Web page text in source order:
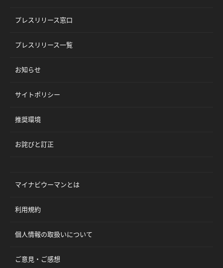
プレスリリース窓口
プレスリリース一覧
お知らせ
サイトポリシー
推奨環境
お詫びと訂正
マイナビウーマンとは
利用規約
個人情報の取扱いについて
ご意見・ご感想